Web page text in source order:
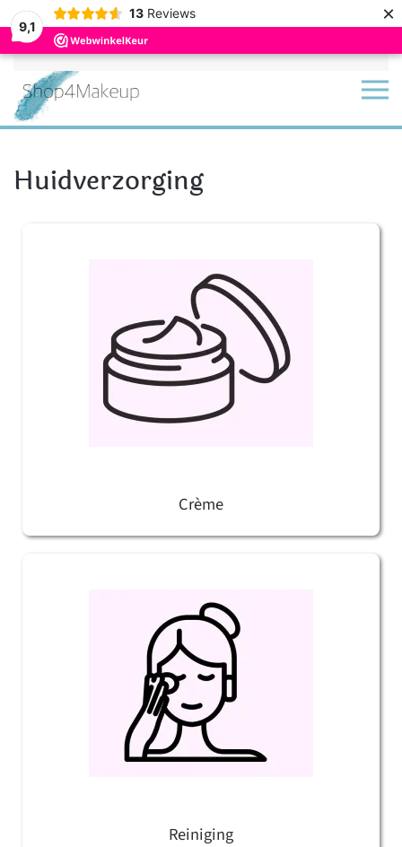
9,1
13 Reviews ×
Terug naar hoofdinhoud
Huidverzorging
Crème
Reiniging